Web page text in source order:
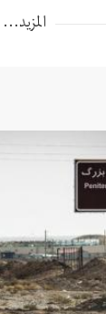
المزيد...